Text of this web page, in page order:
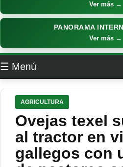
Ver más →
PANORAMA
Ver más →
☰ Menú
AGRICULTURA
Ovejas texel
al tractor en
gallegos con